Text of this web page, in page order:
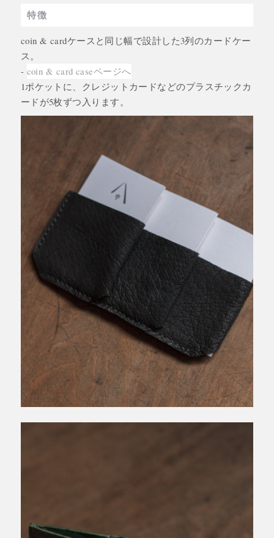
特徴
coin & cardケースと同じ幅で設計した3列のカードケー
ス。
- coin & card caseページへ
1ポケットに、クレジットカードなどのプラスチックカ
ードが5枚ずつ入ります。